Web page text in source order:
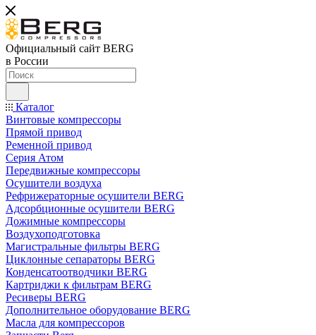
Официальный сайт BERG
в России
Каталог
Винтовые компрессоры
Прямой привод
Ременной привод
Серия Атом
Передвижные компрессоры
Осушители воздуха
Рефрижераторные осушители BERG
Адсорбционные осушители BERG
Дожимные компрессоры
Воздухоподготовка
Магистральные фильтры BERG
Циклонные сепараторы BERG
Конденсатоотводчики BERG
Картриджи к фильтрам BERG
Ресиверы BERG
Дополнительное оборудование BERG
Масла для компрессоров